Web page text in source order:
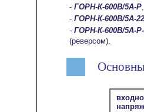
- ГОРН-К-600В/5А-Р
- ГОРН-К-600В/5А-
- ГОРН-К-600В/5А-
(реверсом).